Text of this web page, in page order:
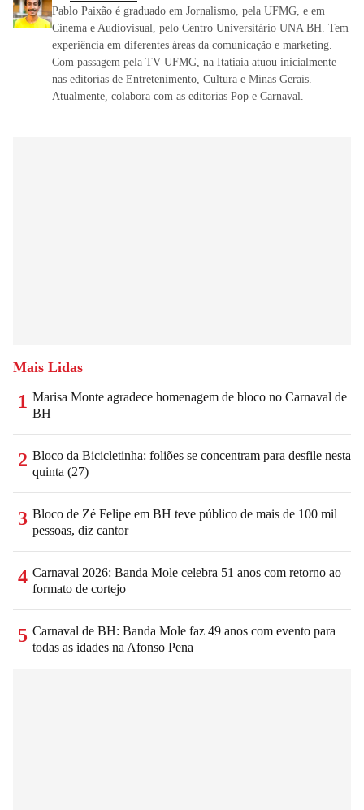
Pablo Paixão é graduado em Jornalismo, pela UFMG, e em
Cinema e Audiovisual, pelo Centro Universitário UNA BH. Tem
experiência em diferentes áreas da comunicação e marketing.
Com passagem pela TV UFMG, na Itatiaia atuou inicialmente
nas editorias de Entretenimento, Cultura e Minas Gerais.
Atualmente, colabora com as editorias Pop e Carnaval.
Mais Lidas
1 Marisa Monte agradece homenagem de bloco no Carnaval de
BH
2 Bloco da Bicicletinha: foliões se concentram para desfile nesta
quinta (27)
3 Bloco de Zé Felipe em BH teve público de mais de 100 mil
pessoas, diz cantor
4 Carnaval 2026: Banda Mole celebra 51 anos com retorno ao
formato de cortejo
5 Carnaval de BH: Banda Mole faz 49 anos com evento para
todas as idades na Afonso Pena